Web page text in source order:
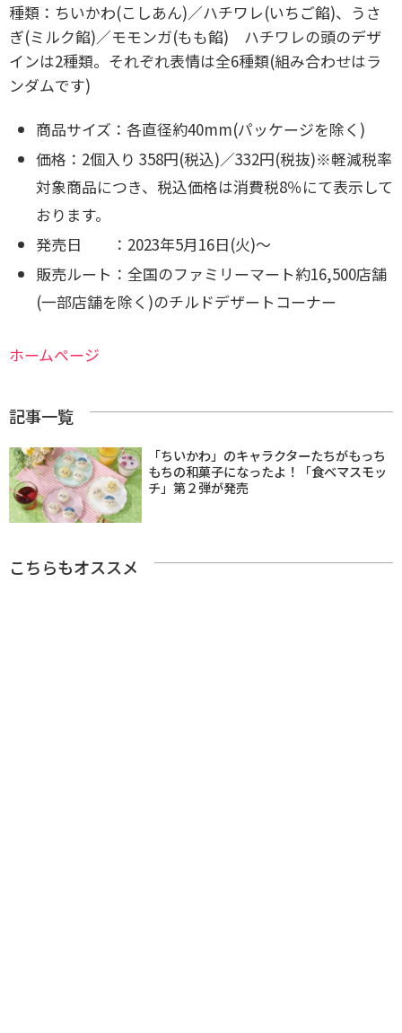
種類：ちいかわ(こしあん)／ハチワレ(いちご餡)、 うさ
ぎ(ミルク餡)／モモンガ(もも餡) ハチワレの頭のデザ
インは2種類。 それぞれ表情は全6種類(組み合わせはラ
ンダムです)
商品サイズ：各直径約40mm(パッケージを除く)
価格：2個入り 358円(税込)／332円(税抜)※軽減税率
対象商品につき、 税込価格は消費税8％にて表示して
おります。
発売日 ：2023年5月16日(火)～
販売ルート：全国のファミリーマート約16,500店舗
(一部店舗を除く)のチルドデザートコーナー
ホームページ
記事一覧
「ちいかわ」のキャラクターたちがもっち
もちの和菓子になったよ！「食べマスモッ
チ」第２弾が発売
こちらもオススメ